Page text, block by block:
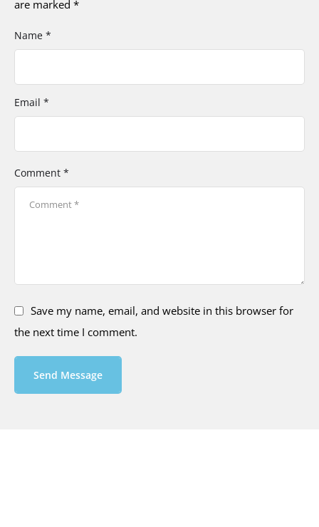
are marked *
Comment *
Name *
Email *
Save my name, email, and website in this browser for
the next time I comment.
Send Message